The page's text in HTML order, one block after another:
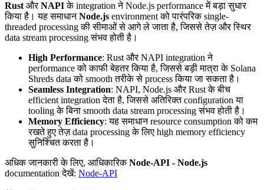
Rust औरNAPIके integration ने Node.js performance में बड़ा सुधार
किया है। यह समाधानNode.js environment को पारंपरिक single-
threaded processing की सीमाओं से आगे ले जाता है, जिससे तेज़ और स्थिर
data stream processing संभव होती है।
High Performance: Rust और NAPI integration ने
performance को काफी बेहतर किया है, जिससे बड़ी मात्रा के Solana
Shreds data को smooth तरीके से process किया जा सकता है।
Seamless Integration: NAPI, Node.js और Rust के बीच
efficient integration देता है, जिससे अतिरिक्त configuration या
tooling के बिना smooth data stream processing संभव होती है।
Memory Efficiency: यह समाधान resource consumption को कम
रखते हुए तेज़ data processing के लिए high memory efficiency
सुनिश्चित करता है।
अधिक जानकारी के लिए, आधिकारिकNode-API - Node.js
documentation देखें: Node-API